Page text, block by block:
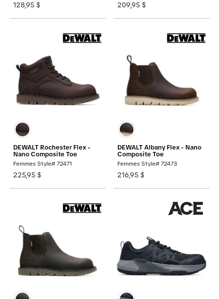
128,95 $ 209,95 $
DEWALT Rochester Flex -
Nano Composite Toe
Femmes Style# 72471
225,95 $
DEWALT Albany Flex - Nano
Composite Toe
Femmes Style# 72473
216,95 $